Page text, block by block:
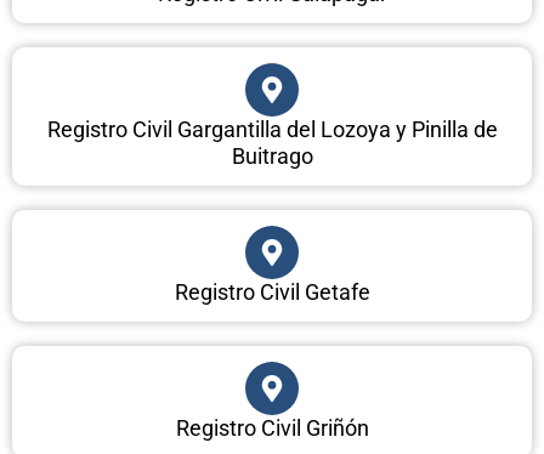
Registro Civil Gargantilla del Lozoya y Pinilla de
Buitrago
Registro Civil Getafe
Registro Civil Griñón